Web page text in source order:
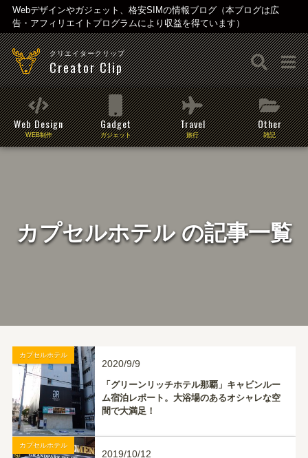
Webデザインやガジェット、格安SIMの情報ブログ（本ブログは広
告・アフィリエイトプログラムにより収益を得ています）
クリエイタークリップ
Creator Clip
Web Design
WEB制作
Gadget
ガジェット
Travel
旅行
Other
雑記
カプセルホテル の記事一覧
カプセルホテル
2020/9/9
「グリーンリッチホテル那覇」キャビンルー
ム宿泊レポート。大浴場のあるオシャレな空
間で大満足！
カプセルホテル
2019/10/12